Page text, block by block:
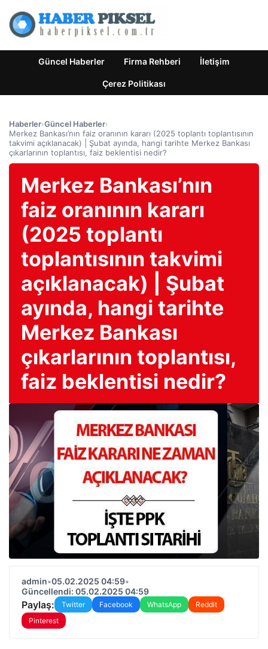
Güncel Haberler Firma Rehberi İletişim
Çerez Politikası
Haberler›Güncel Haberler›
Merkez Bankası’nın faiz oranının kararı (2025 toplantı toplantısının
takvimi açıklanacak) | Şubat ayında, hangi tarihte Merkez Bankası
çıkarlarının toplantısı, faiz beklentisi nedir?
Merkez Bankası’nın
faiz oranının kararı
(2025 toplantı
toplantısının takvimi
açıklanacak) | Şubat
ayında, hangi tarihte
Merkez Bankası
çıkarlarının toplantısı,
faiz beklentisi nedir?
admin•05.02.2025 04:59•
Güncellendi: 05.02.2025 04:59
Paylaş: Twitter Facebook WhatsApp
Reddit
Pinterest